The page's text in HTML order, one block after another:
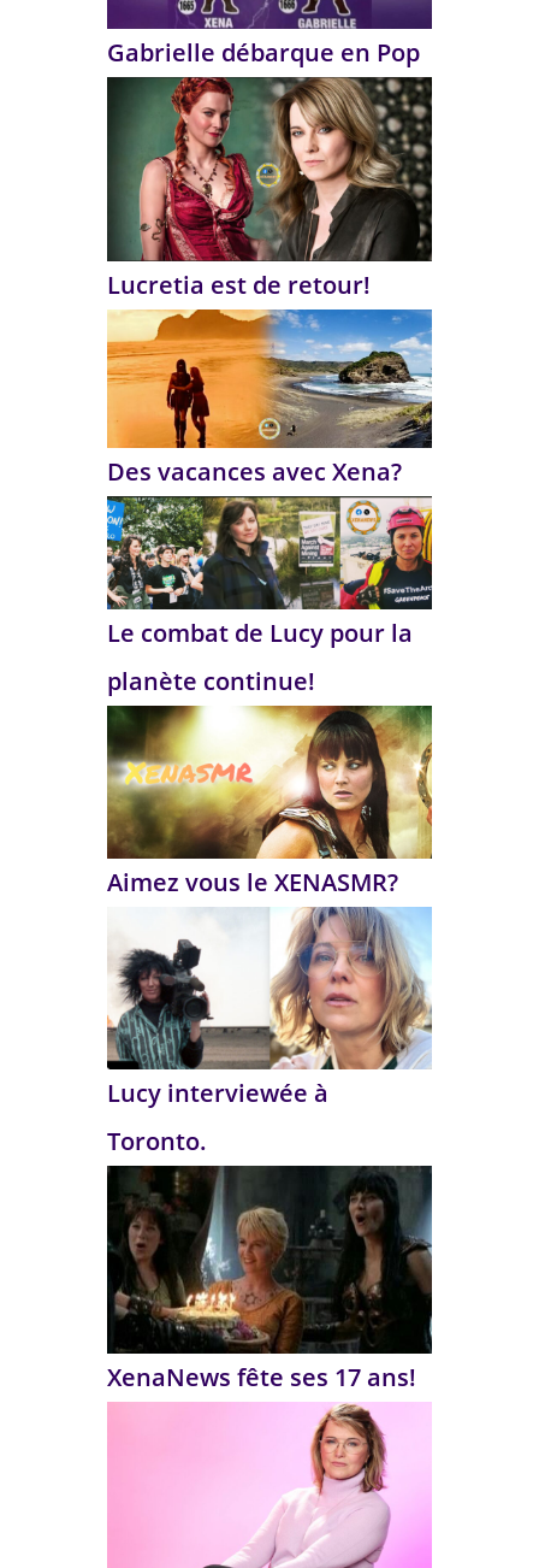
Gabrielle débarque en Pop
Lucretia est de retour!
Des vacances avec Xena?
Le combat de Lucy pour la
planète continue!
Aimez vous le XENASMR?
Lucy interviewée à
Toronto.
XenaNews fête ses 17 ans!